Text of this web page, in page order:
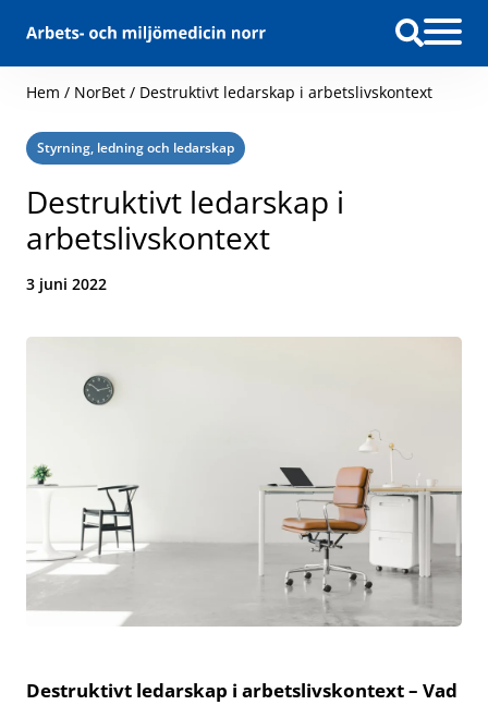
Hem / NorBet / Destruktivt ledarskap i arbetslivskontext
Kategori:
Styrning, ledning och ledarskap
Destruktivt ledarskap i
arbetslivskontext
Datum:
3 juni 2022
Destruktivt ledarskap i arbetslivskontext – Vad